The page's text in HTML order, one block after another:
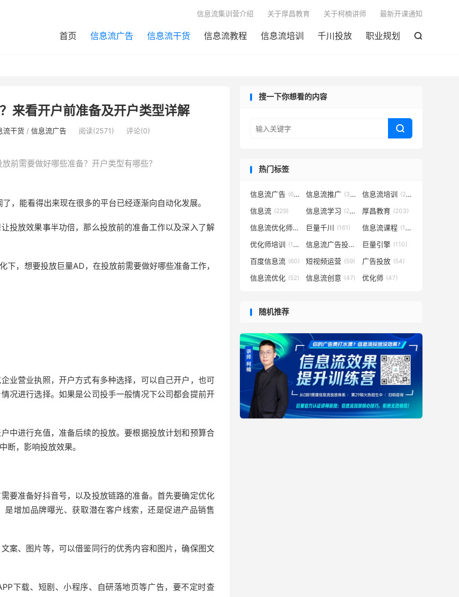
首页 信息流广告 信息流干货 信息流教程 信息流培训 千川投放 职业规划 
信息流集训营介绍 关于厚昌教育 关于柯楠讲师 最新开课通知
来看开户前准备及开户类型详解
流干货/ 信息流广告 阅读(2571) 评论(0)
前需要做好哪些准备？开户类型有哪些？
，能看得出来现在很多的平台已经逐渐向自动化发展。
投放效果事半功倍，那么投放前的准备工作以及深入了解
下，想要投放巨量AD，在投放前需要做好哪些准备工作，
业营业执照，开户方式有多种选择，可以自己开户，也可
况进行选择。如果是公司投手一般情况下公司都会提前开
中进行充值，准备后续的投放。要根据投放计划和预算合
断，影响投放效果。
要准备好抖音号，以及投放链路的准备。首先要确定优化
增加品牌曝光、获取潜在客户线索，还是促进产品销售
案、图片等，可以借鉴同行的优秀内容和图片，确保图文
下载、短剧、小程序、自研落地页等广告，要不定时查
搜一下你想看的内容

热门标签
信息流广告 (683) 信息流推广 (301) 信息流培训 (252)
信息流 (229) 信息流学习 (221) 厚昌教育 (203)
信息流优化师(182)巨量千川 (161) 信息流课程 (152)
优化师培训 (133) 信息流广告投放 (127)
巨量引擎 (110)
百度信息流 (60) 短视频运营 (59) 广告投放 (54)
信息流优化 (52) 信息流创意 (47) 优化师 (47)
随机推荐